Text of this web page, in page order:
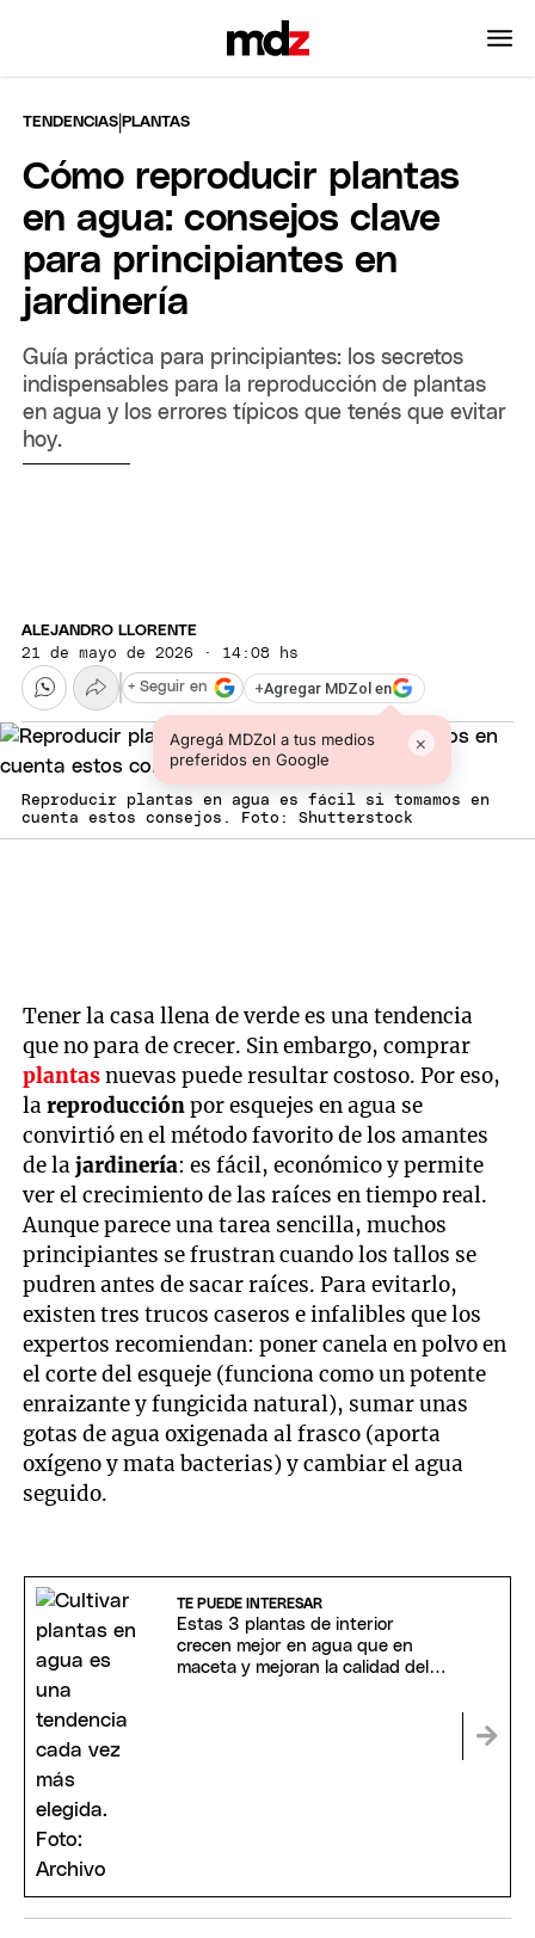
TENDENCIAS |PLANTAS
Cómo reproducir plantas
en agua: consejos clave
para principiantes en
jardinería
Guía práctica para principiantes: los secretos
indispensables para la reproducción de plantas
en agua y los errores típicos que tenés que evitar
hoy.
ALEJANDRO LLORENTE
21 de mayo de 2026 · 14:08 hs
+Agregar MDZol en
Agregá MDZol a tus medios
preferidos en Google
×
+ Seguir en
Reproducir plantas en agua es fácil si tomamos en
cuenta estos consejos. Foto: Shutterstock
Tener la casa llena de verde es una tendencia
que no para de crecer. Sin embargo, comprar
plantasnuevas puede resultar costoso. Por eso,
lareproducciónpor esquejes en agua se
convirtió en el método favorito de los amantes
de lajardinería: es fácil, económico y permite
ver el crecimiento de las raíces en tiempo real.
Aunque parece una tarea sencilla, muchos
principiantes se frustran cuando los tallos se
pudren antes de sacar raíces. Para evitarlo,
existen tres trucos caseros e infalibles que los
expertos recomiendan: poner canela en polvo en
el corte del esqueje (funciona como un potente
enraizante y fungicida natural), sumar unas
gotas de agua oxigenada al frasco (aporta
oxígeno y mata bacterias) y cambiar el agua
seguido.
TE PUEDE INTERESAR
Estas 3 plantas de interior
crecen mejor en agua que en
maceta y mejoran la calidad del